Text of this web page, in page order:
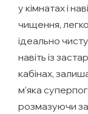
у кімнатах і
чищення,
ідеально
навіть із
кабінах,
м’яка
розмазуючи